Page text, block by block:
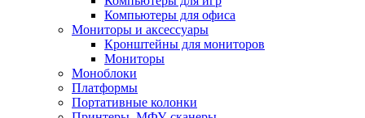
Компьютеры для офиса
Мониторы и аксессуары
Кронштейны для мониторов
Мониторы
Моноблоки
Платформы
Портативные колонки